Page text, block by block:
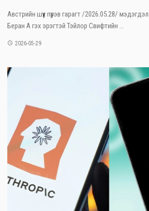
Австрийн шүүх пүрэв гарагт /2026.05.28/
Беран А гэх эрэгтэй Тэйлор Свифтийн ...
2026-05-29